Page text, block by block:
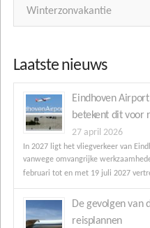
Winterzonvakantie
Laatste nieuws
Eindhoven
betekent dit voor
27 april 2026
In 2027 ligt het vliegverkeer van
vanwege omvangrijke
februari tot en met 19 juli 2027
De gevolgen van
reisplannen